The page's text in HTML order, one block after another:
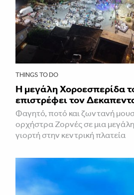
THINGS TO DO
Η μεγάλη Χοροεσπερίδα
επιστρέφει τον
Φαγητό, ποτό και ζωντανή
ορχήστρα Ζορνές σε μια
γιορτή στην κεντρική πλατεία